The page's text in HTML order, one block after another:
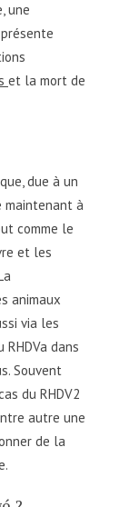
une
et la mort de
due à un
maintenant à
comme le
et les
animaux
via les
dans
Souvent
du RHDV2
autre une
de la